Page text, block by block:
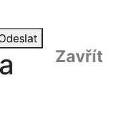
Zavřít